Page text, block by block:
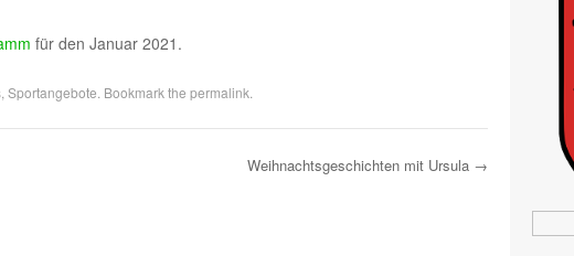
für den Januar 2021.
, Sportangebote . Bookmark the permalink
Weihnachtsgeschichten mit Ursula →